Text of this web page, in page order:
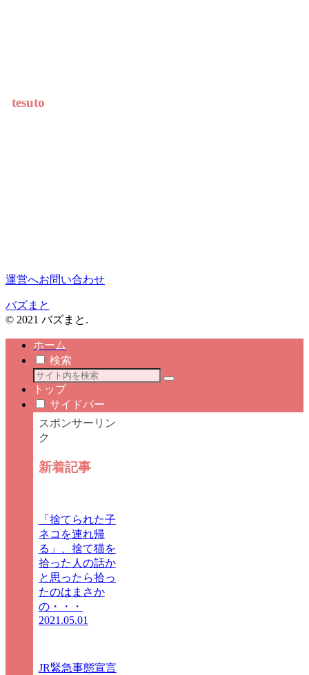
tesuto
運営へお問い合わせ
バズまと
© 2021 バズまと.
ホーム
検索
トップ
サイドバー
スポンサーリン
ク
新着記事
「捨てられた子
ネコを連れ帰
る」、捨て猫を
拾った人の話か
と思ったら拾っ
たのはまさか
の・・・
2021.05.01
JR緊急事態宣言